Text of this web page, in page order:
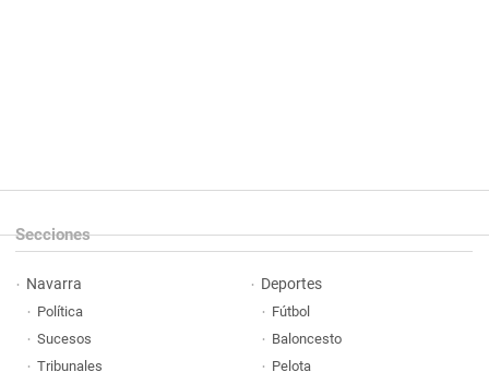
Secciones
Navarra
Política
Sucesos
Tribunales
Deportes
Fútbol
Baloncesto
Pelota